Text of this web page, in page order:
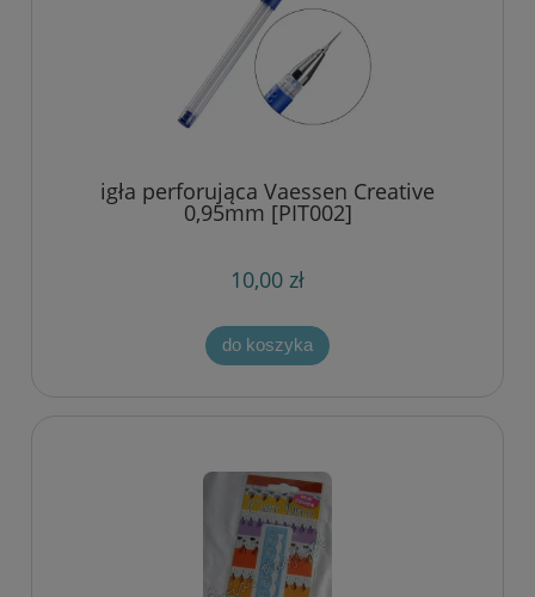
igła perforująca Vaessen Creative
0,95mm [PIT002]
10,00 zł
do koszyka